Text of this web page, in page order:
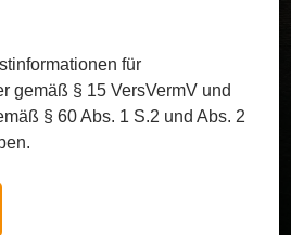
für
gemäß § 15 VersVermV und
§ 60 Abs. 1 S.2 und Abs. 2